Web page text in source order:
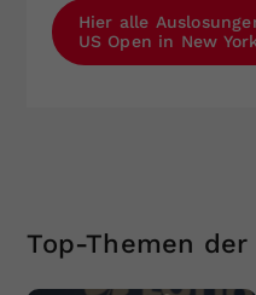
Hier alle
US Open in New
Top-Themen der